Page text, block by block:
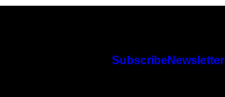
SubscribeNewsletter